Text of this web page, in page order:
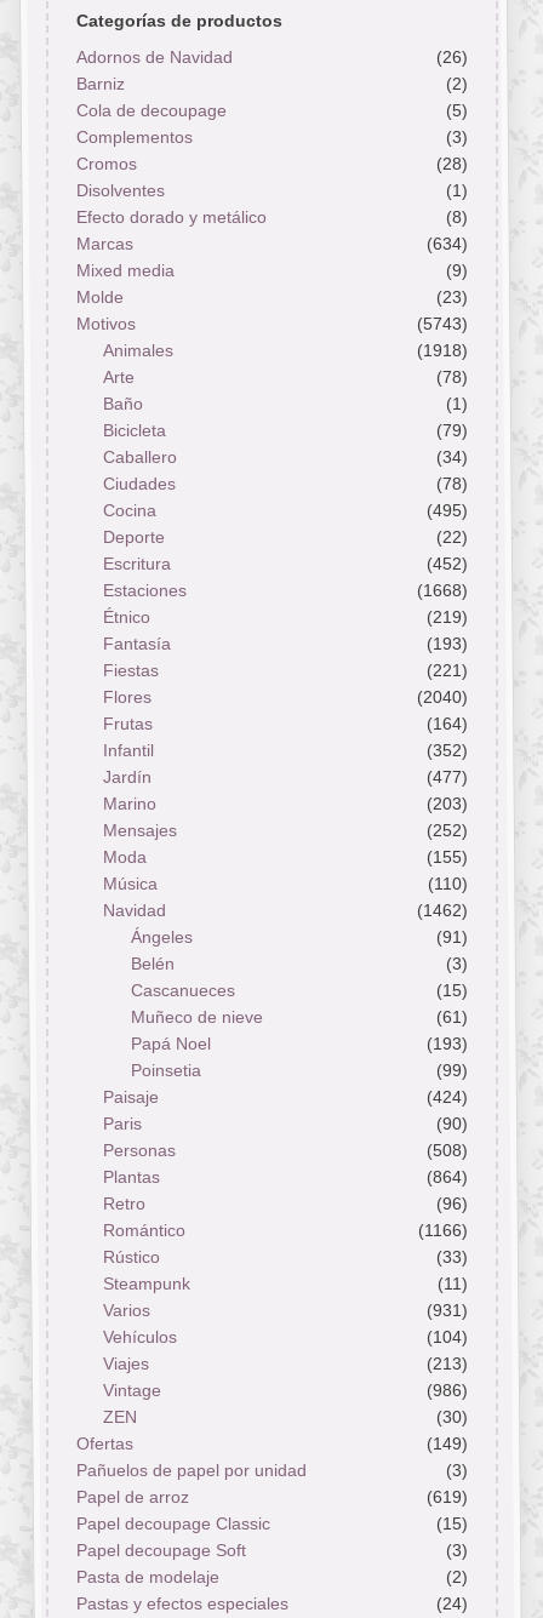
Categorías de productos
Adornos de Navidad
(26)
Barniz
(2)
Cola de decoupage
(5)
Complementos
(3)
Cromos
(28)
Disolventes
(1)
Efecto dorado y metálico
(8)
Marcas
(634)
Mixed media
(9)
Molde
(23)
Motivos
(5743)
Animales
(1918)
Arte
(78)
Baño
(1)
Bicicleta
(79)
Caballero
(34)
Ciudades
(78)
Cocina
(495)
Deporte
(22)
Escritura
(452)
Estaciones
(1668)
Étnico
(219)
Fantasía
(193)
Fiestas
(221)
Flores
(2040)
Frutas
(164)
Infantil
(352)
Jardín
(477)
Marino
(203)
Mensajes
(252)
Moda
(155)
Música
(110)
Navidad
(1462)
Ángeles
(91)
Belén
(3)
Cascanueces
(15)
Muñeco de nieve
(61)
Papá Noel
(193)
Poinsetia
(99)
Paisaje
(424)
Paris
(90)
Personas
(508)
Plantas
(864)
Retro
(96)
Romántico
(1166)
Rústico
(33)
Steampunk
(11)
Varios
(931)
Vehículos
(104)
Viajes
(213)
Vintage
(986)
ZEN
(30)
Ofertas
(149)
Pañuelos de papel por unidad
(3)
Papel de arroz
(619)
Papel decoupage Classic
(15)
Papel decoupage Soft
(3)
Pasta de modelaje
(2)
Pastas y efectos especiales
(24)